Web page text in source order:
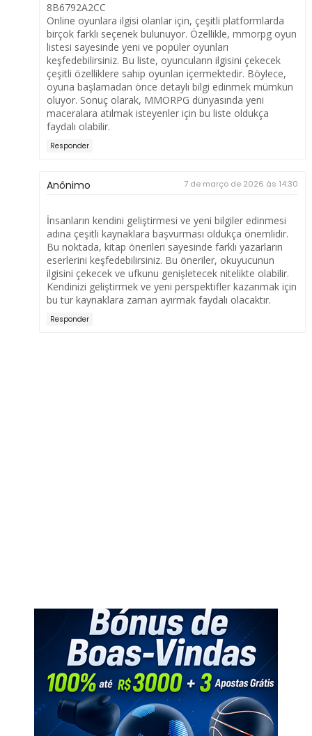
8B6792A2CC
Online oyunlara ilgisi olanlar için, çeşitli platformlarda
birçok farklı seçenek bulunuyor. Özellikle, mmorpg oyun
listesi sayesinde yeni ve popüler oyunları
keşfedebilirsiniz. Bu liste, oyuncuların ilgisini çekecek
çeşitli özelliklere sahip oyunları içermektedir. Böylece,
oyuna başlamadan önce detaylı bilgi edinmek mümkün
oluyor. Sonuç olarak, MMORPG dünyasında yeni
maceralara atılmak isteyenler için bu liste oldukça
faydalı olabilir.
Responder
Anônimo 7 de março de 2026 às 14:30
İnsanların kendini geliştirmesi ve yeni bilgiler edinmesi
adına çeşitli kaynaklara başvurması oldukça önemlidir.
Bu noktada, kitap önerileri sayesinde farklı yazarların
eserlerini keşfedebilirsiniz. Bu öneriler, okuyucunun
ilgisini çekecek ve ufkunu genişletecek nitelikte olabilir.
Kendinizi geliştirmek ve yeni perspektifler kazanmak için
bu tür kaynaklara zaman ayırmak faydalı olacaktır.
Responder